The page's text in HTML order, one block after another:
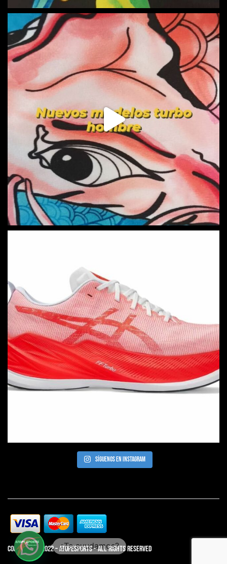
Síguenos en Instagram
Copyright© 2022 – AtopeSports – All rights reserved